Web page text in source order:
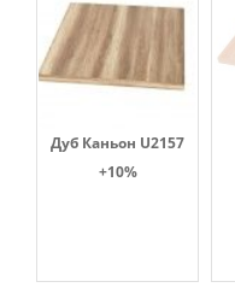
Дуб Каньон U2157
+10%